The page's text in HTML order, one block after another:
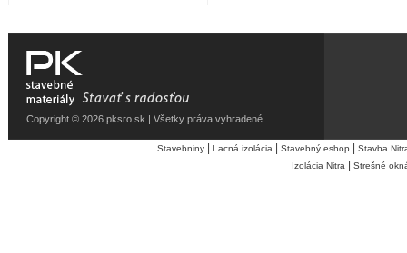
Copyright © 2026 pksro.sk | Všetky práva vyhradené.
Stavebniny Lacná izolácia Stavebný eshop
Stavba
Izolácia Nitra| Strešné